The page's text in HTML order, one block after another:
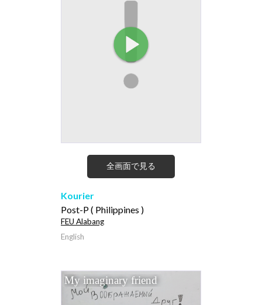
全画面で見る
Kourier
Post-P ( Philippines )
FEU Alabang
English